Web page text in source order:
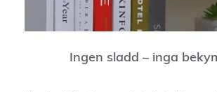
Ingen sladd – inga